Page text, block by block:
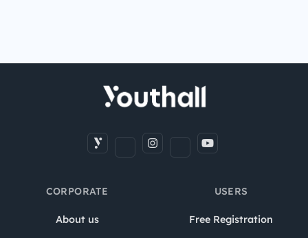
CORPORATE
About us
USERS
Free Registration